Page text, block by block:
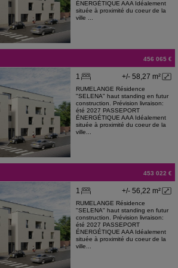
ÉNERGÉTIQUE AAA Idéalement
située à proximité du coeur de la
ville ...
456 065 €
+/- 58,27 m²
1
RUMELANGE Résidence
"SELENA" haut standing en futur
construction. Prévision livraison:
été 2027 PASSEPORT
ÉNERGÉTIQUE AAA Idéalement
située à proximité du coeur de la
ville...
453 022 €
+/- 56,22 m²
1
RUMELANGE Résidence
"SELENA" haut standing en futur
construction. Prévision livraison:
été 2027 PASSEPORT
ÉNERGÉTIQUE AAA Idéalement
située à proximité du coeur de la
ville...